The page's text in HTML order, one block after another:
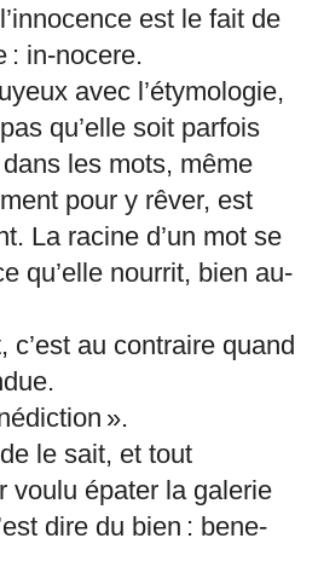
est le fait de
: in-nocere.
avec l’étymologie,
qu’elle soit parfois
les mots, même
pour y rêver, est
La racine d’un mot se
qu’elle nourrit, bien au-
c’est au contraire quand
».
le sait, et tout
voulu épater la galerie
dire du bien : bene-